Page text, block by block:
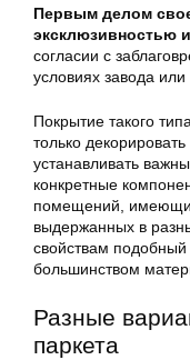
Первым делом
эксклюзивностью
согласии с
условиях завода
Покрытие такого
только
устанавливать
конкретные
помещений,
выдержанных в
свойствам подобный
большинством
Разные
паркета